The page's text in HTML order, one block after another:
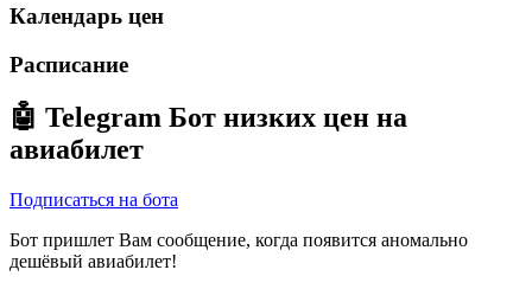
Календарь цен
Расписание
🤖 Telegram Бот низких цен на
авиабилет
Подписаться на бота
Бот пришлет Вам сообщение, когда появится аномально
дешёвый авиабилет!